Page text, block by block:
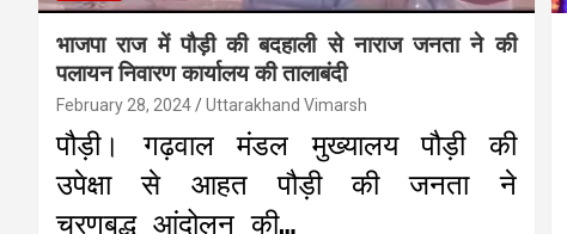
भाजपा राज में पौड़ी की बदहाली से नाराज जनता ने की
पलायन निवारण कार्यालय की तालाबंदी
February 28, 2024 Uttarakhand Vimarsh
पौड़ी। गढ़वाल मंडल मुख्यालय पौड़ी की
उपेक्षा से आहत पौड़ी की जनता ने
चरणबद्ध आंदोलन की…